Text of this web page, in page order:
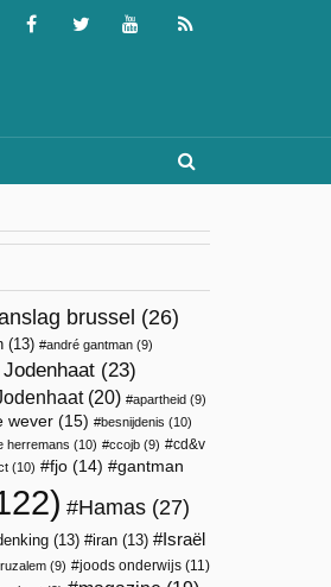
brussel (26)
(13) andré gantman (9)
(23)
(20) apartheid (9)
wever (15) besnijdenis (10)
herremans (10) ccojb (9)
cd&v
(10) fjo (14) gantman
Hamas (27)
(13) iran (13)
Israël
(9) joods onderwijs (11)